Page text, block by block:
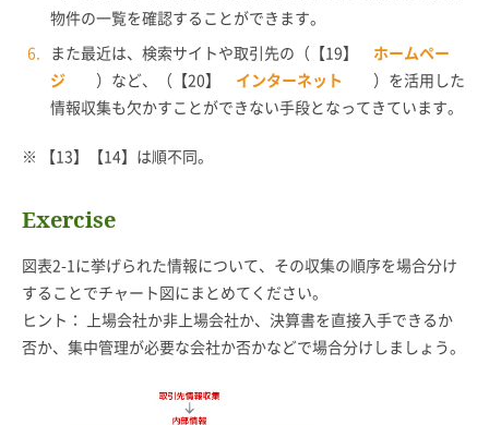
物件の一覧を確認することができます。
また最近は、検索サイトや取引先の（【19】
ホームペー
ジ
）など、（【20】 インターネット
）を活用した
情報収集も欠かすことができない手段となってきています。
※ 【13】【14】は順不同。
Exercise
図表2-1に挙げられた情報について、その収集の順序を場合分け
することでチャート図にまとめてください。
ヒント： 上場会社か非上場会社か、決算書を直接入手できるか
否か、集中管理が必要な会社か否かなどで場合分けしましょう。